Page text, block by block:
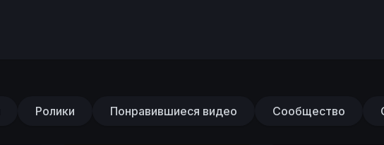
Ролики Понравившиеся видео Сообщество